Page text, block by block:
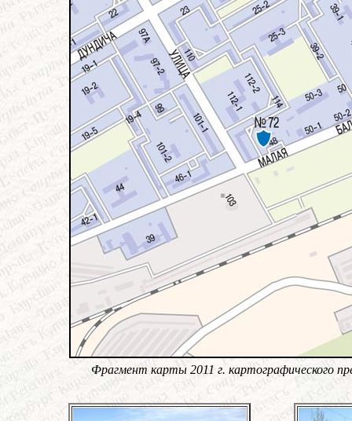
Фрагмент карты 2011 г. картографического